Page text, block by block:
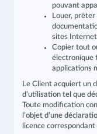
pouvant
Louer,
sites
Copier tout
électronique
applications
Le Client acquiert un
d’utilisation tel que
Toute modification
l’objet d’une
licence